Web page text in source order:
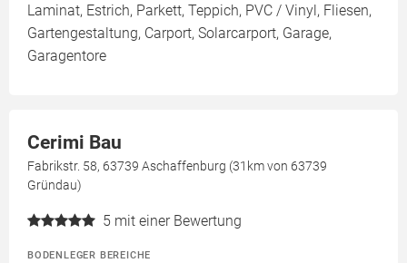
Laminat, Estrich, Parkett, Teppich, PVC / Vinyl, Fliesen,
Gartengestaltung, Carport, Solarcarport, Garage,
Garagentore
Cerimi Bau
Fabrikstr. 58, 63739 Aschaffenburg (31km von 63739
Gründau)
5 mit einer Bewertung
BODENLEGER BEREICHE